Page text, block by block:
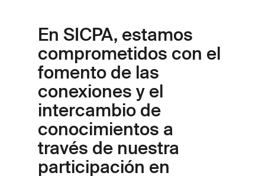
En SICPA, estamos
comprometidos con el
fomento de las
conexiones y el
intercambio de
conocimientos a
través de nuestra
participación en